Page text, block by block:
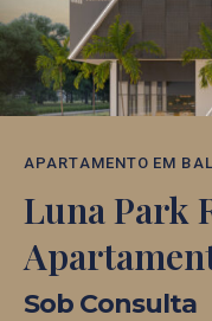
APARTAMENTO EM
Luna Park
Sob Consulta